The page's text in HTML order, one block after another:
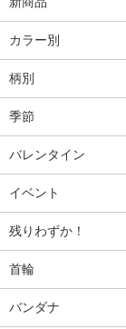
カラー別
柄別
季節
バレンタイン
イベント
残りわずか！
首輪
バンダナ